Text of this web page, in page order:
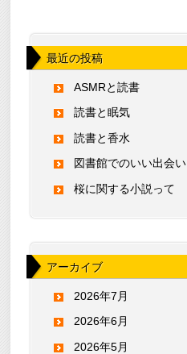
最近の投稿
ASMRと読書
読書と眠気
読書と香水
図書館でのいい出会い
桜に関する小説って
アーカイブ
2026年7月
2026年6月
2026年5月